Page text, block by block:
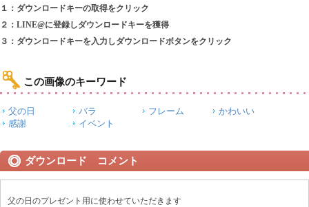
１：ダウンロードキーの取得をクリック
２：LINE@に登録しダウンロードキーを獲得
３：ダウンロードキーを入力しダウンロードボタンをクリック
この画像のキーワード
父の日 バラ フレーム
かわいい
感謝
イベント
ダウンロード コメント
父の日のプレゼント用に使わせていただきます